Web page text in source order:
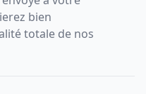
bien
totale de nos